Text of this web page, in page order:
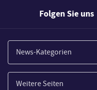
Folgen Sie uns
News-Kategorien
Casinos
Weitere Seiten